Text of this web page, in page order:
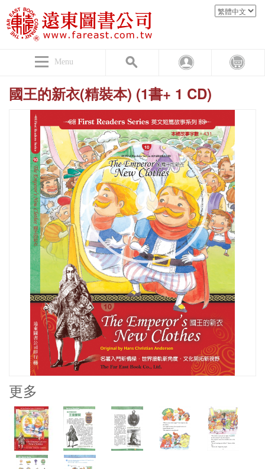
Menu
國王的新衣(精裝本) (1書+ 1 CD)
更多